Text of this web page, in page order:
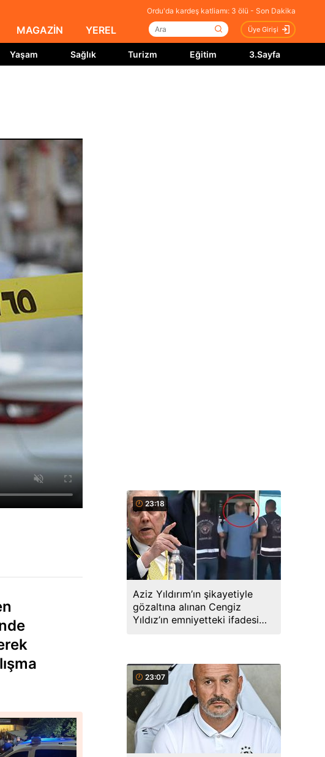
Ordu'da kardeş katliamı: 3 ölü - Son Dakika
MAGAZİN YEREL Üye Girişi
Yaşam Sağlık Turizm Eğitim 3.Sayfa
23:18
Aziz Yıldırım’ın şikayetiyle
gözaltına alınan Cengiz
Yıldız’ın emniyetteki ifadesi
23:07